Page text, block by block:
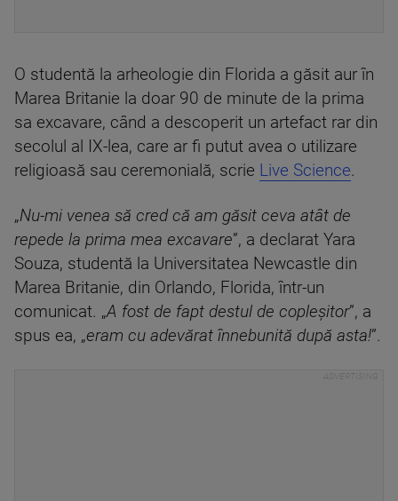
O studentă la arheologie din Florida a găsit aur în
Marea Britanie la doar 90 de minute de la prima
sa excavare, când a descoperit un artefact rar din
secolul al IX-lea, care ar fi putut avea o utilizare
religioasă sau ceremonială, scrie Live Science.
„Nu-mi venea să cred că am găsit ceva atât de
repede la prima mea excavare”, a declarat Yara
Souza, studentă la Universitatea Newcastle din
Marea Britanie, din Orlando, Florida, într-un
comunicat. „A fost de fapt destul de copleșitor”, a
spus ea, „eram cu adevărat înnebunită după asta!”.